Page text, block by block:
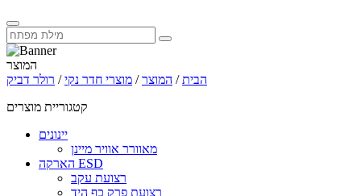
המוצר
הבית/ המוצר/ מוצרי חדר נקי/ רולר דביק
קטגוריית מוצרים
יינונים
מאוורר אוויר מיינן
הארקה ESD
רצועת עקב
רצועת פרק כף היד